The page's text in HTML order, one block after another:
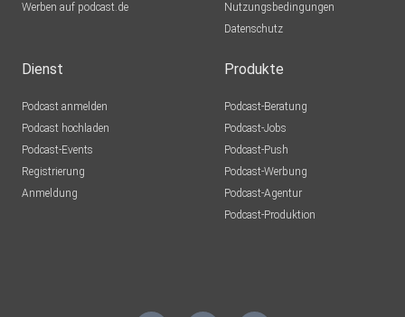
Werben auf podcast.de
Nutzungsbedingungen
Datenschutz
Dienst
Podcast anmelden
Podcast hochladen
Podcast-Events
Registrierung
Anmeldung
Produkte
Podcast-Beratung
Podcast-Jobs
Podcast-Push
Podcast-Werbung
Podcast-Agentur
Podcast-Produktion